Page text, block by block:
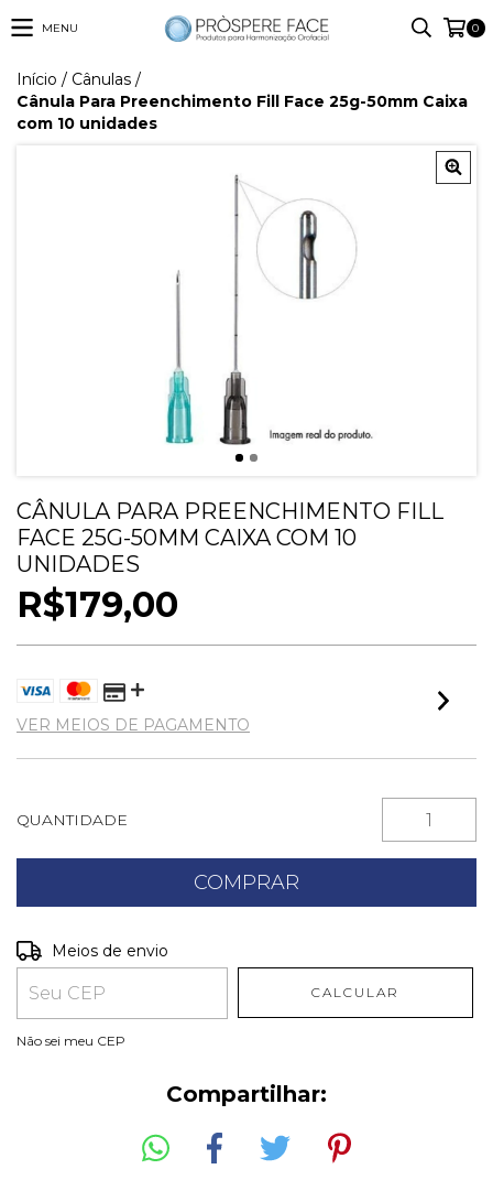
MENU 0
Início / Cânulas /
Cânula Para Preenchimento Fill Face 25g-50mm Caixa
com 10 unidades
CÂNULA PARA PREENCHIMENTO FILL
FACE 25G-50MM CAIXA COM 10
UNIDADES
R$179,00
VER MEIOS DE PAGAMENTO
QUANTIDADE
Entregas para o CEP:
Meios de envio
CALCULAR
Não sei meu CEP
Compartilhar: